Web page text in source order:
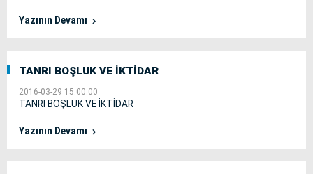
Yazının Devamı
TANRI BOŞLUK VE İKTİDAR
2016-03-29 15:00:00
TANRI BOŞLUK VE İKTİDAR
Yazının Devamı